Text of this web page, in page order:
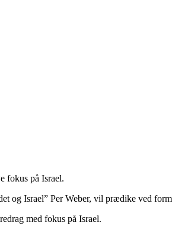
fokus på Israel.
og Israel” Per Weber, vil prædike ved
med fokus på Israel.